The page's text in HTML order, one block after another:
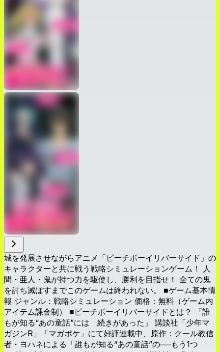
城を発展させながらアニメ「ピーチボーイリバーサイド」の
キャラクターと共に戦う戦略シミュレーションゲーム！ 人
間・亜人・鬼が持つ力を駆使し、勝利を目指せ！ 全ての鬼
を討ち滅ぼすまでこのゲームは終われない。 ■ゲーム基本情
報 ジャンル：戦略シミュレーション 価格：無料（ゲーム内
アイテム課金制） ■ピーチボーイリバーサイドとは？ 「誰
もが知る“あの童話”には 続きがあった」 講談社「少年マ
ガジンR」「マガポケ」にて好評連載中、原作：クール教信
者・ヨハネによる「誰もが知る“あの童話”の──もう1つ